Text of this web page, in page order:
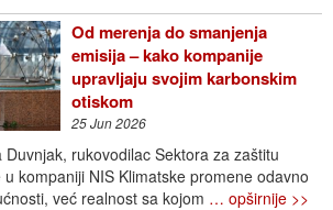
Od merenja do smanjenja
emisija – kako kompanije
upravljaju svojim karbonskim
otiskom
25 Jun 2026
Duvnjak, rukovodilac Sektora za zaštitu
kompaniji NIS Klimatske promene odavno
već realnost sa kojom … opširnije >>